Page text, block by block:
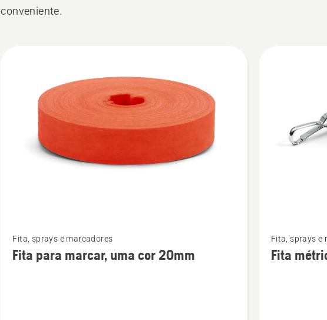
conveniente.
produtos
mais
detalhes
Fita, sprays e marcadores
Fita para marcar, uma cor 20mm
mais
detalhes
Fita, sprays e
Fita